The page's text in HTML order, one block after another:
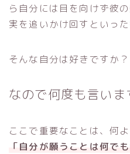
ら自分には目を向けず彼
実を追いかけ回すといっ
そんな自分は好きですか？
なので何度も言いま
ここで重要なことは、何
「自分が願うことは何で